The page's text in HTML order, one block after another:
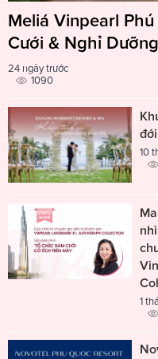
Meliá Vinpearl
Cưới & Nghỉ
24 ngày trước
1090
10
1